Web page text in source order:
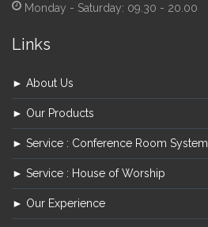
Monday - Saturday: 09.30 - 20.00
Links
► About Us
► Our Products
► Service : Conference Room System
► Service : House of Worship
► Our Experience